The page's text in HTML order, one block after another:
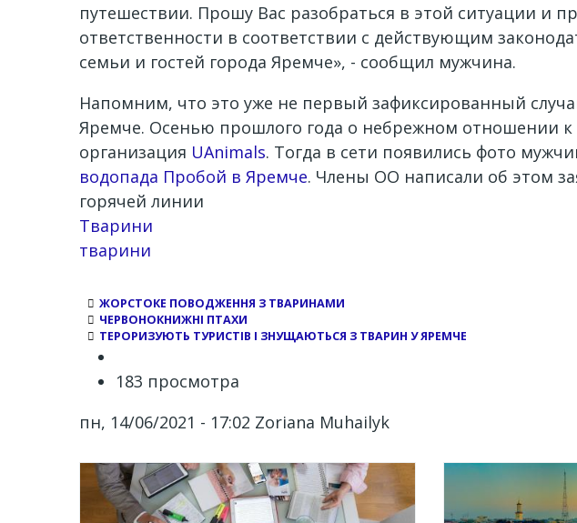
путешествии. Прошу Вас разобраться в этой ситуации и
ответственности в соответствии с действующим
семьи и гостей города Яремче», - сообщил мужчина.
Напомним, что это уже не первый зафиксированный
Яремче. Осенью прошлого года о небрежном отношении
организация UAnimals. Тогда в сети появились фото
водопада Пробой в Яремче. Члены ОО написали об этом
горячей линии
Тварини
тварини
ЖОРСТОКЕ ПОВОДЖЕННЯ З ТВАРИНАМИ
ЧЕРВОНОКНИЖНІ ПТАХИ
ТЕРОРИЗУЮТЬ ТУРИСТІВ І ЗНУЩАЮТЬСЯ З ТВАРИН У ЯРЕМЧЕ
183 просмотра
пн, 14/06/2021 - 17:02 Zoriana Muhailyk